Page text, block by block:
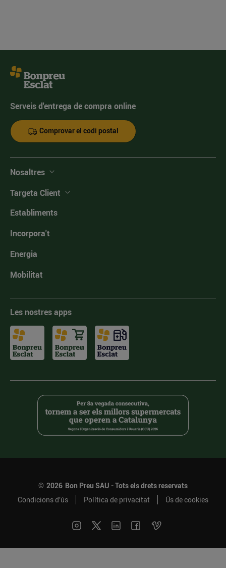
Serveis d'entrega de compra online
Comprovar el codi postal
Nosaltres
Targeta Client
Establiments
Incorpora't
Energia
Mobilitat
Les nostres apps
© 2026 Bon Preu SAU - Tots els drets reservats
Condicions d’ús
Política de privacitat Ús de cookies